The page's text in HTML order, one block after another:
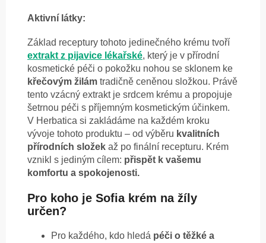
Aktivní látky:
Základ receptury tohoto jedinečného krému tvoří
extrakt z pijavice lékařské, který je v přírodní
kosmetické péči o pokožku nohou se sklonem ke
křečovým žilám tradičně ceněnou složkou. Právě
tento vzácný extrakt je srdcem krému a propojuje
šetrnou péči s příjemným kosmetickým účinkem.
V Herbatica si zakládáme na každém kroku
vývoje tohoto produktu – od výběru kvalitních
přírodních složek až po finální recepturu. Krém
vznikl s jediným cílem: přispět k vašemu
komfortu a spokojenosti.
Pro koho je Sofia krém na žíly
určen?
Pro každého, kdo hledá péči o těžké a